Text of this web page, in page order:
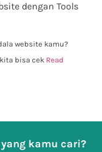
dengan Tools
website kamu?
bisa cek Read
kamu cari?